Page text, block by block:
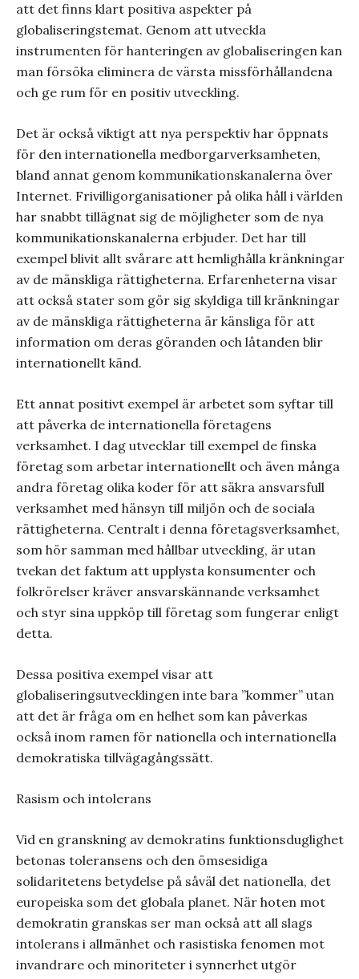
att det finns klart positiva aspekter på
globaliseringstemat. Genom att utveckla
instrumenten för hanteringen av globaliseringen kan
man försöka eliminera de värsta missförhållandena
och ge rum för en positiv utveckling.
Det är också viktigt att nya perspektiv har öppnats
för den internationella medborgarverksamheten,
bland annat genom kommunikationskanalerna över
Internet. Frivilligorganisationer på olika håll i världen
har snabbt tillägnat sig de möjligheter som de nya
kommunikationskanalerna erbjuder. Det har till
exempel blivit allt svårare att hemlighålla kränkningar
av de mänskliga rättigheterna. Erfarenheterna visar
att också stater som gör sig skyldiga till kränkningar
av de mänskliga rättigheterna är känsliga för att
information om deras göranden och låtanden blir
internationellt känd.
Ett annat positivt exempel är arbetet som syftar till
att påverka de internationella företagens
verksamhet. I dag utvecklar till exempel de finska
företag som arbetar internationellt och även många
andra företag olika koder för att säkra ansvarsfull
verksamhet med hänsyn till miljön och de sociala
rättigheterna. Centralt i denna företagsverksamhet,
som hör samman med hållbar utveckling, är utan
tvekan det faktum att upplysta konsumenter och
folkrörelser kräver ansvarskännande verksamhet
och styr sina uppköp till företag som fungerar enligt
detta.
Dessa positiva exempel visar att
globaliseringsutvecklingen inte bara ”kommer” utan
att det är fråga om en helhet som kan påverkas
också inom ramen för nationella och internationella
demokratiska tillvägagångssätt.
Rasism och intolerans
Vid en granskning av demokratins funktionsduglighet
betonas toleransens och den ömsesidiga
solidaritetens betydelse på såväl det nationella, det
europeiska som det globala planet. När hoten mot
demokratin granskas ser man också att all slags
intolerans i allmänhet och rasistiska fenomen mot
invandrare och minoriteter i synnerhet utgör